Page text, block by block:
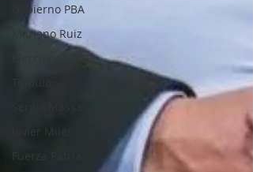
Gobierno PBA
Mariano Ruiz
Elecciones 2023
Javier Milei
Fuerza Patria